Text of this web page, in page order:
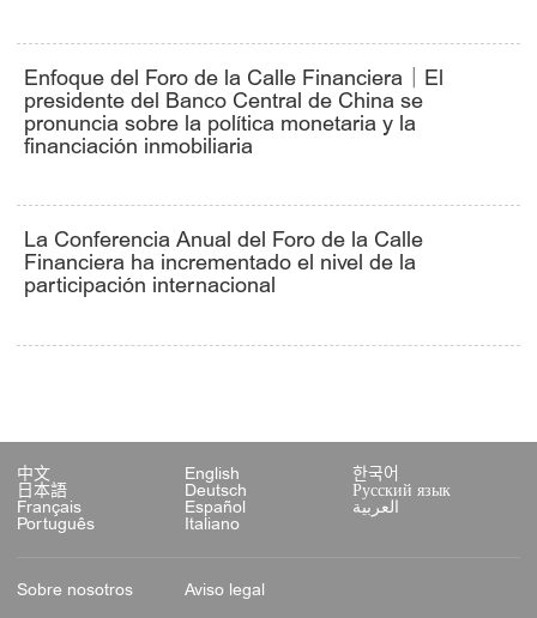
Enfoque del Foro de la Calle Financiera｜El
presidente del Banco Central de China se
pronuncia sobre la política monetaria y la
financiación inmobiliaria
La Conferencia Anual del Foro de la Calle
Financiera ha incrementado el nivel de la
participación internacional
中文 English 한국어
日本語 Deutsch Русский язык
Français Español العربية
Português Italiano
Sobre nosotros Aviso legal